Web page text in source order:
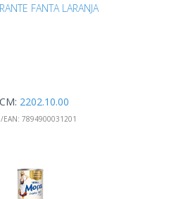
FANTA LARANJA
2202.10.00
EAN: 7894900031201